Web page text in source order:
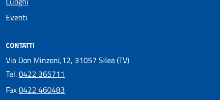
Eventi
CONTATTI
Via Don Minzoni,12, 31057 Silea (TV)
Tel.0422 365711
Fax0422 460483